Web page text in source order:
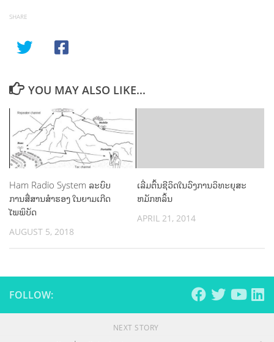
SHARE
YOU MAY ALSO LIKE...
Ham Radio System ລະບົບ
ການສື່ສານສຳຮອງ ໃນຍາມເກີດ
ໄພພິບັດ
AUGUST 5, 2018
ເລີ່ມຕົ້ນຊີວິດໃນວົງການວິທະຍຸສະ
ຫມັກຫລິ້ນ
APRIL 21, 2014
FOLLOW:
NEXT STORY